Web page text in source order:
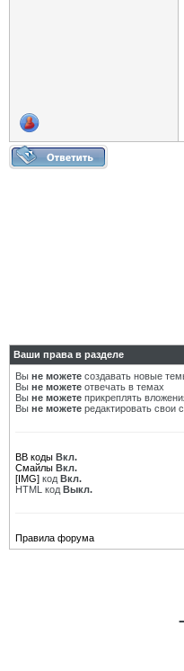
Ваши права в разделе
Вы не можете создавать новые
Вы не можете отвечать в темах
Вы не можете прикреплять
Вы не можете редактировать свои
BB коды Вкл.
Смайлы Вкл.
[IMG] код Вкл.
HTML код Выкл.
Правила форума